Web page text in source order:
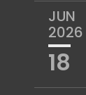
JUN
2026
18